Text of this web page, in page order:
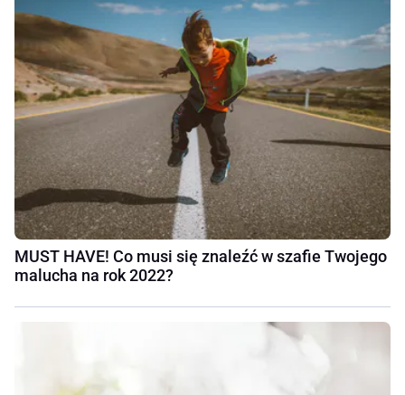
MUST HAVE! Co musi się znaleźć w szafie Twojego
malucha na rok 2022?